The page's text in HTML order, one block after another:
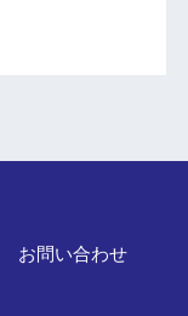
お問い合わせ